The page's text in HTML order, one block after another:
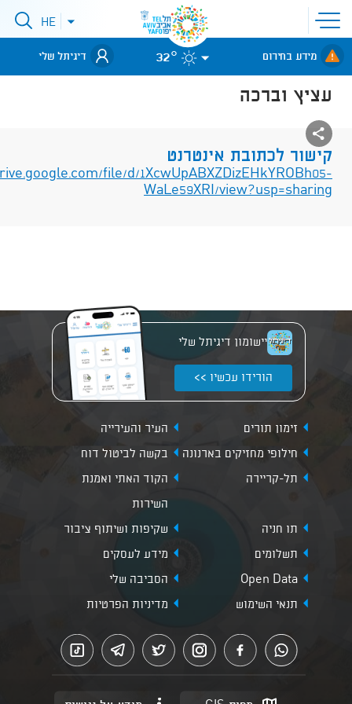
פתיחת
תפריט
אתר
לאתר עיריית
תל-אביב
פתיחתHE
מידע בחירום 32° דיגיתל שלי
עציץ וברכה
קישור לכתובת אינטרנט
file/d/1XcwUpABXZDizEHkYROBh05-
WaLe59XRI/view?usp=sharing
יישומון דיגיתל שלי
הורידו עכשיו >>
זימון תורים
העיר והעירייה
חילופי מחזיקים בארנונה
בקשה לביטול דוח
תל-קריירה
הקוד האתי ואמנת
השירות
תו חניה
שקיפות ושיתוף ציבור
תשלומים
מידע לעסקים
Open Data
הסביבה שלי
תנאי השימוש
מדיניות הפרטיות